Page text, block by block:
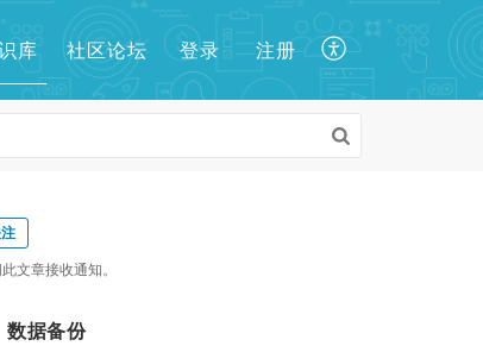
库 社区论坛 登录 注册
文章接收通知。
数据备份